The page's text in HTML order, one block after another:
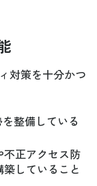
対策を十分かつ
整備している
正アクセス防
していること